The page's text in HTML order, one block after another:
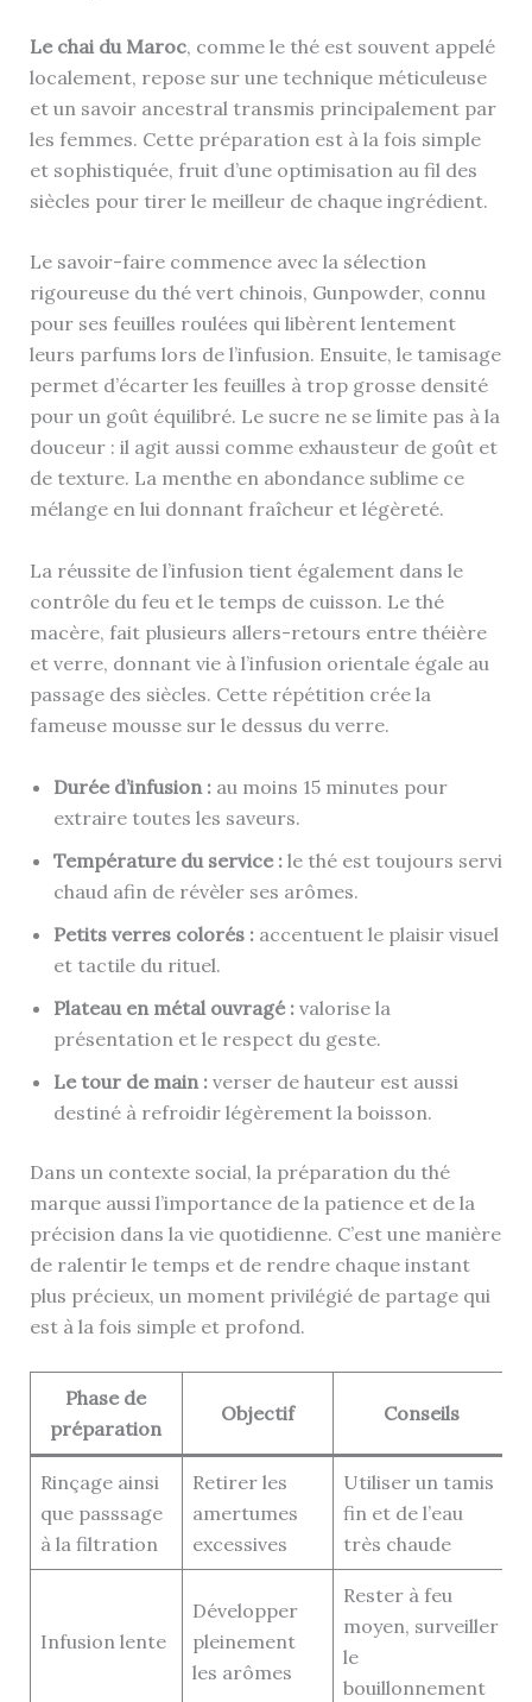
Le chai du Maroc, comme le thé est souvent appelé
localement, repose sur une technique méticuleuse
et un savoir ancestral transmis principalement par
les femmes. Cette préparation est à la fois simple
et sophistiquée, fruit d’une optimisation au fil des
siècles pour tirer le meilleur de chaque ingrédient.
Le savoir-faire commence avec la sélection
rigoureuse du thé vert chinois, Gunpowder, connu
pour ses feuilles roulées qui libèrent lentement
leurs parfums lors de l’infusion. Ensuite, le tamisage
permet d’écarter les feuilles à trop grosse densité
pour un goût équilibré. Le sucre ne se limite pas à la
douceur : il agit aussi comme exhausteur de goût et
de texture. La menthe en abondance sublime ce
mélange en lui donnant fraîcheur et légèreté.
La réussite de l’infusion tient également dans le
contrôle du feu et le temps de cuisson. Le thé
macère, fait plusieurs allers-retours entre théière
et verre, donnant vie à l’infusion orientale égale au
passage des siècles. Cette répétition crée la
fameuse mousse sur le dessus du verre.
Durée d’infusion :au moins 15 minutes pour
extraire toutes les saveurs.
Température du service :le thé est toujours servi
chaud afin de révèler ses arômes.
Petits verres colorés :accentuent le plaisir visuel
et tactile du rituel.
Plateau en métal ouvragé :valorise la
présentation et le respect du geste.
Le tour de main :verser de hauteur est aussi
destiné à refroidir légèrement la boisson.
Dans un contexte social, la préparation du thé
marque aussi l’importance de la patience et de la
précision dans la vie quotidienne. C’est une manière
de ralentir le temps et de rendre chaque instant
plus précieux, un moment privilégié de partage qui
est à la fois simple et profond.
Phase de
préparation
Objectif Conseils
Rinçage ainsi
que passsage
à la filtration
Retirer les
amertumes
excessives
Utiliser un tamis
fin et de l’eau
très chaude
Infusion lente
Développer
pleinement
les arômes
Rester à feu
moyen, surveiller
le
bouillonnement